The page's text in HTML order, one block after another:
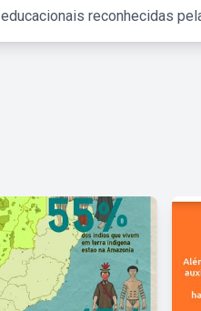
educacionais reconhecidas